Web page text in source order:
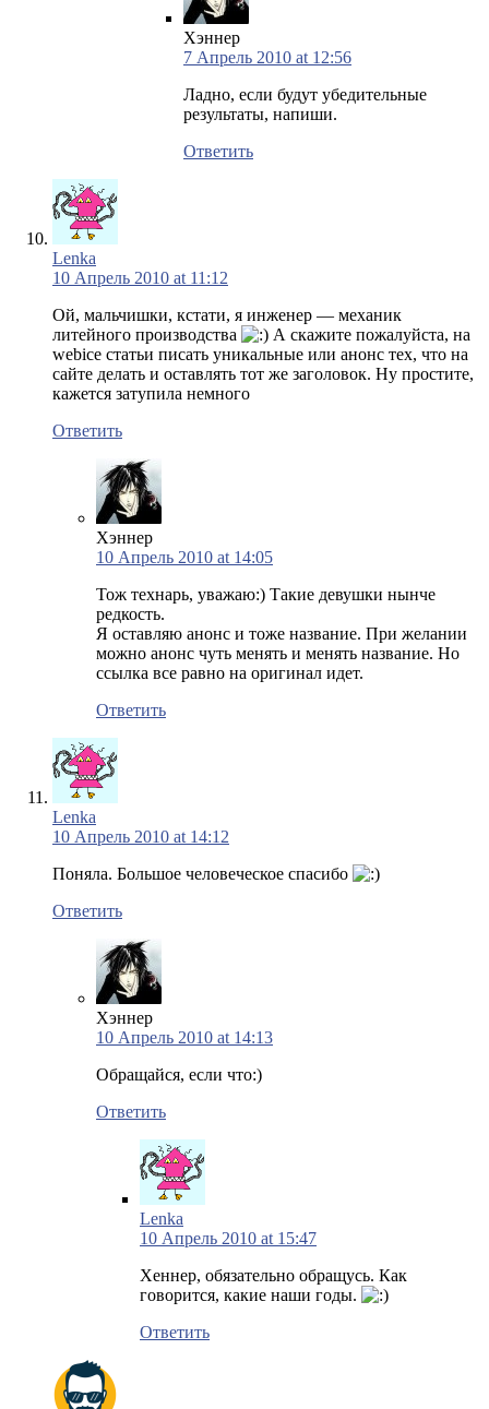
Хэннер
7 Апрель 2010 at 12:56
Ладно, если будут убедительные
результаты, напиши.
Ответить
Lenka
10 Апрель 2010 at 11:12
Ой, мальчишки, кстати, я инженер — механик
литейного производства
А скажите пожалуйста, на
webice статьи писать уникальные или анонс тех, что на
сайте делать и оставлять тот же заголовок. Ну простите,
кажется затупила немного
Ответить
Хэннер
10 Апрель 2010 at 14:05
Тож технарь, уважаю:) Такие девушки нынче
редкость.
Я оставляю анонс и тоже название. При желании
можно анонс чуть менять и менять название. Но
ссылка все равно на оригинал идет.
Ответить
Lenka
10 Апрель 2010 at 14:12
Поняла. Большое человеческое спасибо
Ответить
Хэннер
10 Апрель 2010 at 14:13
Обращайся, если что:)
Ответить
Lenka
10 Апрель 2010 at 15:47
Хеннер, обязательно обращусь. Как
говорится, какие наши годы.
Ответить